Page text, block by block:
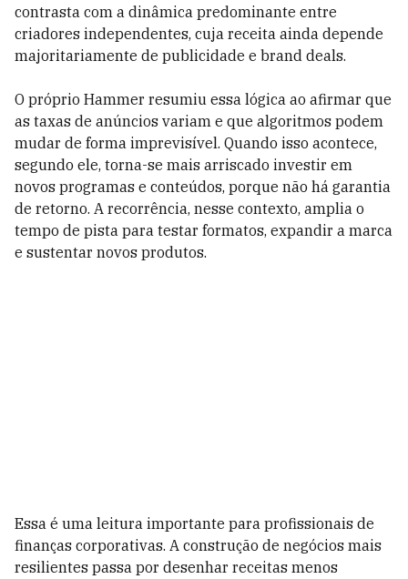
contrasta com a dinâmica predominante entre
criadores independentes, cuja receita ainda depende
majoritariamente de publicidade e brand deals.
O próprio Hammer resumiu essa lógica ao afirmar que
as taxas de anúncios variam e que algoritmos podem
mudar de forma imprevisível. Quando isso acontece,
segundo ele, torna-se mais arriscado investir em
novos programas e conteúdos, porque não há garantia
de retorno. A recorrência, nesse contexto, amplia o
tempo de pista para testar formatos, expandir a marca
e sustentar novos produtos.
Essa é uma leitura importante para profissionais de
finanças corporativas. A construção de negócios mais
resilientes passa por desenhar receitas menos